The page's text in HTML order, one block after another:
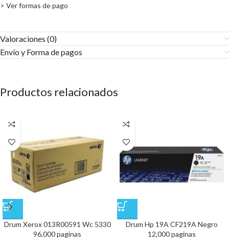
> Ver formas de pago
Valoraciones (0)
Envío y Forma de pagos​
Productos relacionados
Drum Xerox 013R00591 Wc 5330
96,000 paginas
Drum Hp 19A CF219A Negro
12,000 paginas